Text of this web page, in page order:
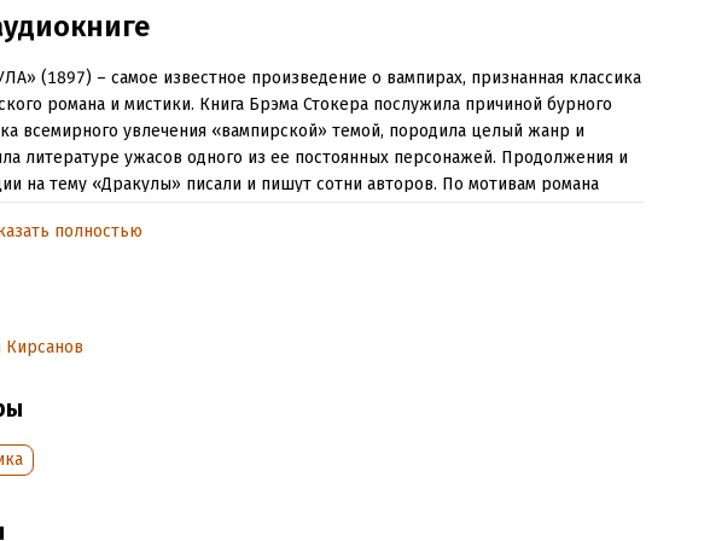
(1897) – самое известное произведение о вампирах, признанная классика
романа и мистики. Книга Брэма Стокера послужила причиной бурного
всемирного увлечения «вампирской» темой, породила целый жанр и
литературе ужасов одного из ее постоянных персонажей. Продолжения и
на тему «Дракулы» писали и пишут сотни авторов. По мотивам романа
(1992).
веков до наших дней, от загадочной Трансильвании до уютного Лондона. А
информация
полностью
Кирсанов